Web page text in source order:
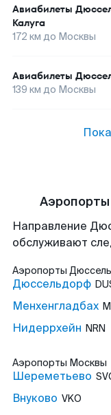
Авиабилеты
Калуга
172 км до Москвы
Авиабилеты
139 км до Москвы
Направление
обслуживают
Аэропорты
Дюссельдорф
Менхенгладбах
Нидеррхейн NRN
Аэропорты Москвы
Шереметьево
Внуково VKO